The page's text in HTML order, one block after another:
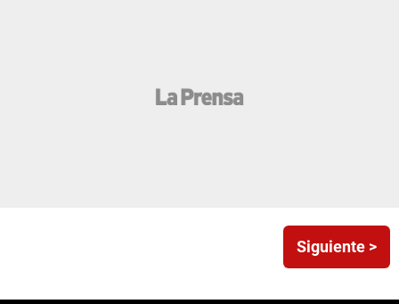
Siguiente >